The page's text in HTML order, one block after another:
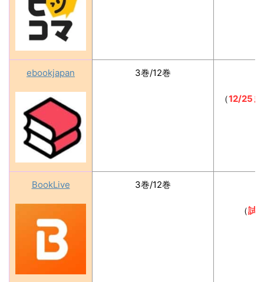
ebookjapan 3巻/12巻
（12/25ま
BookLive 3巻/12巻
（試